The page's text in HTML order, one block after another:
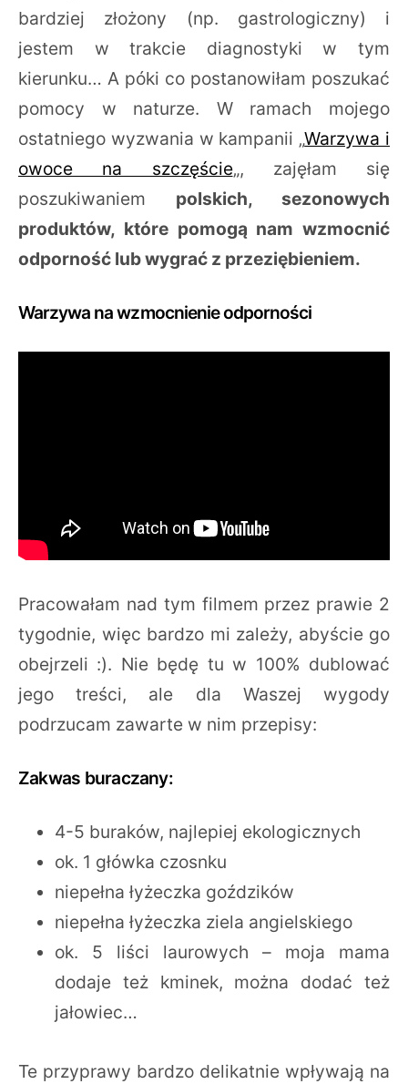
bardziej złożony (np. gastrologiczny) i
jestem w trakcie diagnostyki w tym
kierunku… A póki co postanowiłam poszukać
pomocy w naturze. W ramach mojego
ostatniego wyzwania w kampanii „Warzywa i
owoce na szczęście„, zajęłam się
poszukiwaniem polskich, sezonowych
produktów, które pomogą nam wzmocnić
odporność lub wygrać z przeziębieniem.
Warzywa na wzmocnienie odporności
Pracowałam nad tym filmem przez prawie 2
tygodnie, więc bardzo mi zależy, abyście go
obejrzeli :). Nie będę tu w 100% dublować
jego treści, ale dla Waszej wygody
podrzucam zawarte w nim przepisy:
Zakwas buraczany:
4-5 buraków, najlepiej ekologicznych
ok. 1 główka czosnku
niepełna łyżeczka goździków
niepełna łyżeczka ziela angielskiego
ok. 5 liści laurowych – moja mama
dodaje też kminek, można dodać też
jałowiec…
Te przyprawy bardzo delikatnie wpływają na